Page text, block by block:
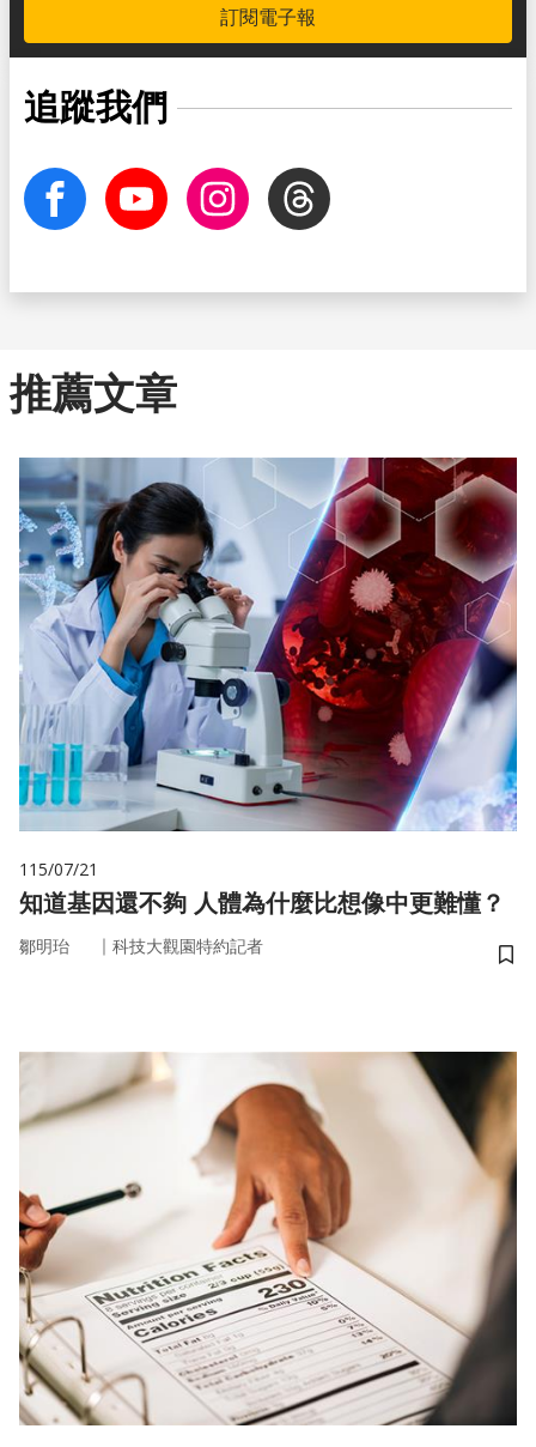
訂閱電子報
追蹤我們
facebook Youtube InstagramThreads
推薦文章
115/07/21
知道基因還不夠 人體為什麼比想像中更難懂？
鄒明珆 ｜ 科技大觀園特約記者
儲